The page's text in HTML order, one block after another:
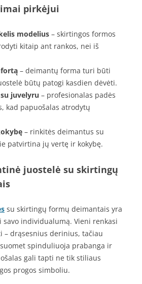
pirkėjui
modelius – skirtingos formos
kitaip ant rankos, nei iš
– deimantų forma turi būti
būtų patogi kasdien dėvėti.
juvelyru – profesionalas padės
kad papuošalas atrodytų
– rinkitės deimantus su
patvirtina jų vertę ir kokybę.
juostelė su skirtingų
su skirtingų formų deimantais yra
individualumą. Vieni renkasi
– drąsesnius derinius, tačiau
spinduliuoja prabanga ir
gali tapti ne tik stiliaus
progos simboliu.